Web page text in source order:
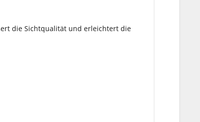
die Sichtqualität und erleichtert die